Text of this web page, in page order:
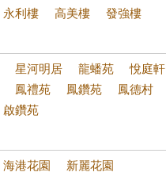
永利樓 高美樓 發強樓
星河明居 龍蟠苑
悅庭軒
鳳禮苑 鳳鑽苑
鳳德村
啟鑽苑
海港花園
新麗花園